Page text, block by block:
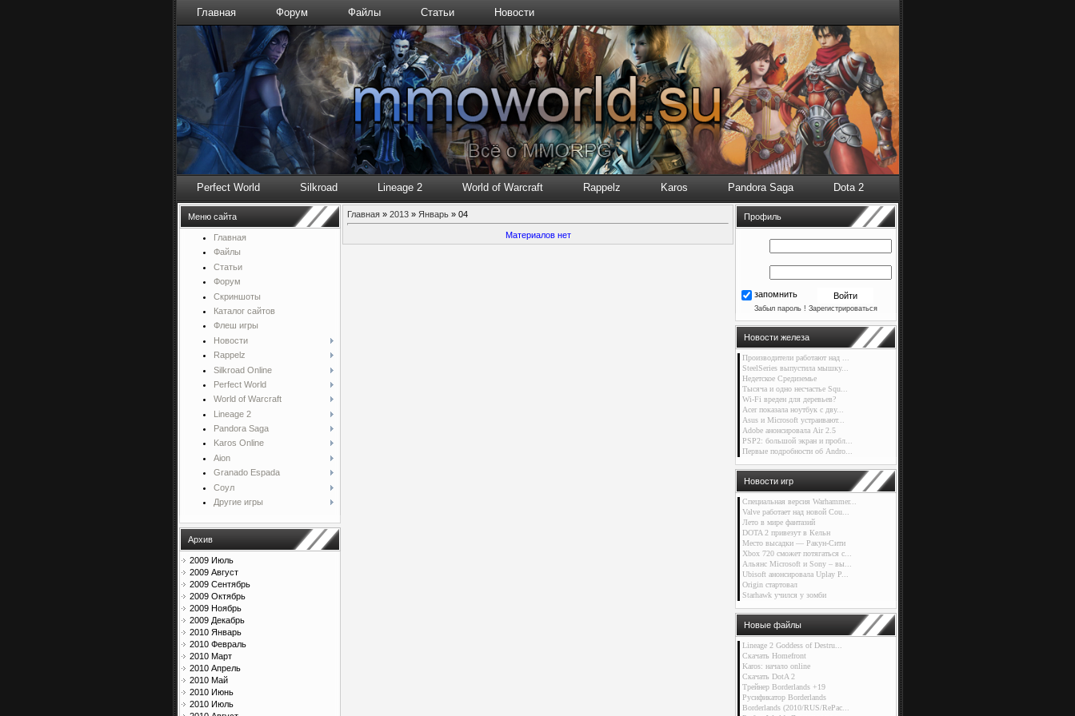
Главная Форум Файлы Статьи Новости
Perfect World Silkroad Lineage 2 World of Warcraft Rappelz Karos Pandora Saga Dota 2
Меню сайта
Главная
Файлы
Статьи
Форум
Скриншоты
Каталог сайтов
Флеш игры
Новости
Rappelz
Silkroad Online
Perfect World
World of Warcraft
Lineage 2
Pandora Saga
Karos Online
Aion
Granado Espada
Соул
Другие игры
Архив
2009 Июль
2009 Август
2009 Сентябрь
2009 Октябрь
2009 Ноябрь
2009 Декабрь
2010 Январь
2010 Февраль
2010 Март
2010 Апрель
2010 Май
2010 Июнь
2010 Июль
Главная » 2013 » Январь » 04
Материалов нет
Профиль
запомнить
Забыл пароль ! Зарегистрироваться
Новости железа
Производители работают над ...
SteelSeries выпустила мышку...
Недетское Средиземье
Тысяча и одно несчастье Squ...
Wi-Fi вреден для деревьев?
Acer показала ноутбук с дву...
Asus и Microsoft устраивают...
Adobe анонсировала Air 2.5
PSP2: большой экран и пробл...
Первые подробности об Andro...
Новости игр
Специальная версия Warhammer...
Valve работает над новой Cou...
Лето в мире фантазий
DOTA 2 привезут в Кельн
Место высадки — Ракун-Сити
Xbox 720 сможет потягаться с...
Альянс Microsoft и Sony – вы...
Ubisoft анонсировала Uplay P...
Origin стартовал
Starhawk учился у зомби
Новые файлы
Lineage 2 Goddess of Destru...
Скачать Homefront
Karos: начало online
Скачать DotA 2
Трейнер Borderlands +19
Русификатор Borderlands
Borderlands (2010/RUS/RePac...